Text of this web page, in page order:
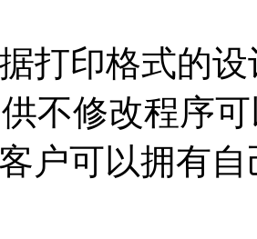
打印格式的设
不修改程序
户可以拥有